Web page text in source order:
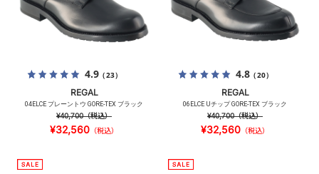
4.9（23）
REGAL
04ELCE プレーントウ GORE-TEX ブラック
¥40,700（税込）
¥32,560 （税込）
4.8（20）
REGAL
06ELCE Uチップ GORE-TEX ブラック
¥40,700（税込）
¥32,560 （税込）